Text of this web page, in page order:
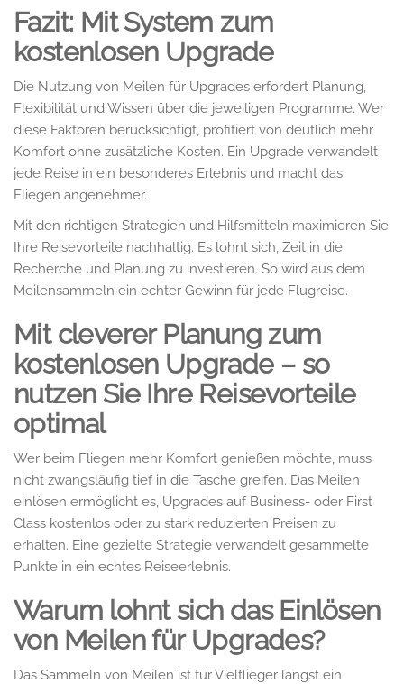
Fazit: Mit System zum
kostenlosen Upgrade
Die Nutzung von Meilen für Upgrades erfordert Planung,
Flexibilität und Wissen über die jeweiligen Programme. Wer
diese Faktoren berücksichtigt, profitiert von deutlich mehr
Komfort ohne zusätzliche Kosten. Ein Upgrade verwandelt
jede Reise in ein besonderes Erlebnis und macht das
Fliegen angenehmer.
Mit den richtigen Strategien und Hilfsmitteln maximieren Sie
Ihre Reisevorteile nachhaltig. Es lohnt sich, Zeit in die
Recherche und Planung zu investieren. So wird aus dem
Meilensammeln ein echter Gewinn für jede Flugreise.
Mit cleverer Planung zum
kostenlosen Upgrade – so
nutzen Sie Ihre Reisevorteile
optimal
Wer beim Fliegen mehr Komfort genießen möchte, muss
nicht zwangsläufig tief in die Tasche greifen. Das Meilen
einlösen ermöglicht es, Upgrades auf Business- oder First
Class kostenlos oder zu stark reduzierten Preisen zu
erhalten. Eine gezielte Strategie verwandelt gesammelte
Punkte in ein echtes Reiseerlebnis.
Warum lohnt sich das Einlösen
von Meilen für Upgrades?
Das Sammeln von Meilen ist für Vielflieger längst ein